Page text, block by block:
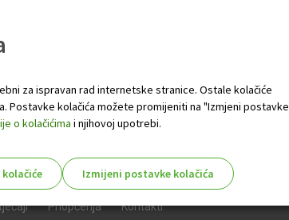
Priopćenja
Kontakti
za ispravan rad internetske stranice. Ostale kolačiće
Postavke kolačića možete promijeniti na "Izmjeni postavke
o kolačićima i njihovoj upotrebi.
Izmijeni postavke kolačića